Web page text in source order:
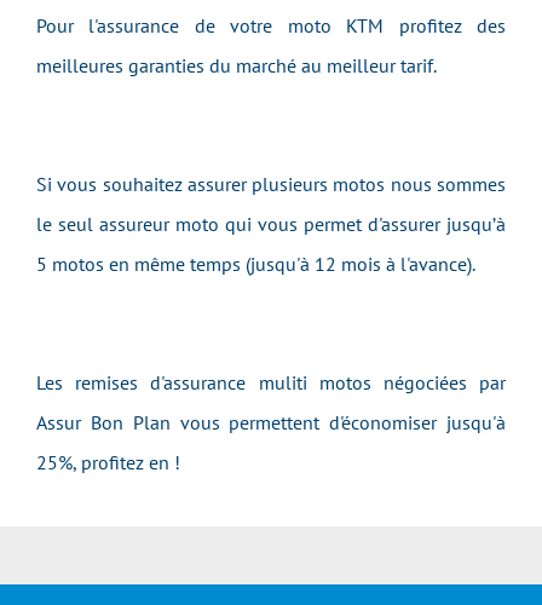
Pour l'assurance de votre moto KTM profitez des
meilleures garanties du marché au meilleur tarif.
Si vous souhaitez assurer plusieurs motos nous sommes
le seul assureur moto qui vous permet d'assurer jusqu’à
5 motos en même temps (jusqu'à 12 mois à l'avance).
Les remises d'assurance muliti motos négociées par
Assur Bon Plan vous permettent d'économiser jusqu'à
25%, profitez en !